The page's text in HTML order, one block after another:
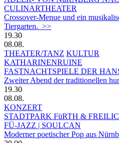
CULINARTHEATER
Crossover-Menue und ein
Tiergarten. >>
19.30
08.08.
THEATER/TANZ KULTUR
KATHARINENRUINE
FASTNACHTSPIELE DER
Zweiter Abend der traditionellen
19.30
08.08.
KONZERT
STADTPARK FüRTH &
FÜ-JAZZ | SOULCAN
Moderner poetischer Pop aus